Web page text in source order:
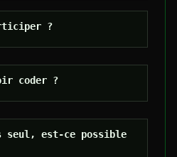
?
coder ?
seul, est-ce possible